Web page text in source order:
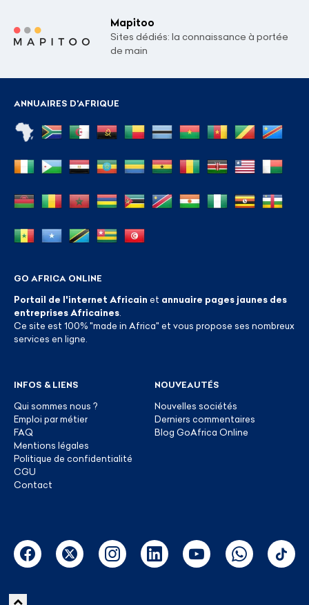
Mapitoo
Sites dédiés: la connaissance à portée
de main
ANNUAIRES D'AFRIQUE
GO AFRICA ONLINE
Portail de l'internet Africain et annuaire pages jaunes des
entreprises Africaines
Ce site est 100% "made in Africa" et vous propose ses nombreux
services en ligne.
INFOS & LIENS
Qui sommes nous ?
Emploi par métier
FAQ
Mentions légales
Politique de confidentialité
CGU
Contact
NOUVEAUTÉS
Nouvelles sociétés
Derniers commentaires
Blog GoAfrica Online